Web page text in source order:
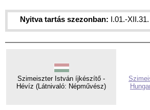
Nyitva tartás szezonban: I.01.-XII.31.
Szimeiszter István íjkészítő -
Hévíz (Látnivaló: Népművész)